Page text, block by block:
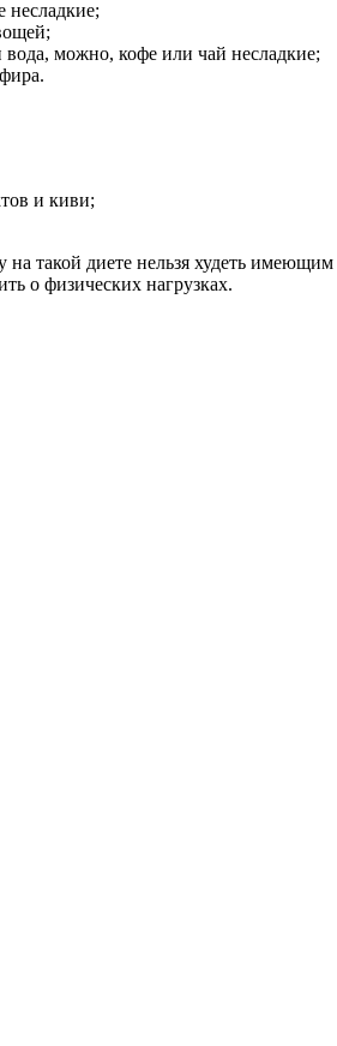
несладкие;
можно, кофе или чай несладкие;
и киви;
такой диете нельзя худеть
о физических нагрузках.